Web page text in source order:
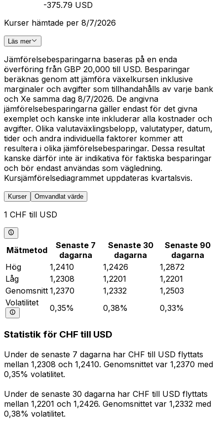
-375.79 USD
Kurser hämtade per 8/7/2026
Läs mer
Jämförelsebesparingarna baseras på en enda
överföring från GBP 20,000 till USD. Besparingar
beräknas genom att jämföra växelkursen inklusive
marginaler och avgifter som tillhandahålls av varje bank
och Xe samma dag 8/7/2026. De angivna
jämförelsebesparingarna gäller endast för det givna
exemplet och kanske inte inkluderar alla kostnader och
avgifter. Olika valutaväxlingsbelopp, valutatyper, datum,
tider och andra individuella faktorer kommer att
resultera i olika jämförelsebesparingar. Dessa resultat
kanske därför inte är indikativa för faktiska besparingar
och bör endast användas som vägledning.
Kursjämförelsediagrammet uppdateras kvartalsvis.
Kurser Omvandlat värde
1 CHF till USD
Mätmetod
Senaste 7
dagarna
Senaste 30
dagarna
Senaste 90
dagarna
Hög
1,2410 1,2426
1,2872
Låg
1,2308 1,2201
1,2201
Genomsnitt 1,2370 1,2332
1,2503
Volatilitet
0,35% 0,38% 0,33%
Statistik för CHF till USD
Under de senaste 7 dagarna har CHF till USD flyttats
mellan 1,2308 och 1,2410. Genomsnittet var 1,2370 med
0,35% volatilitet.
Under de senaste 30 dagarna har CHF till USD flyttats
mellan 1,2201 och 1,2426. Genomsnittet var 1,2332 med
0,38% volatilitet.